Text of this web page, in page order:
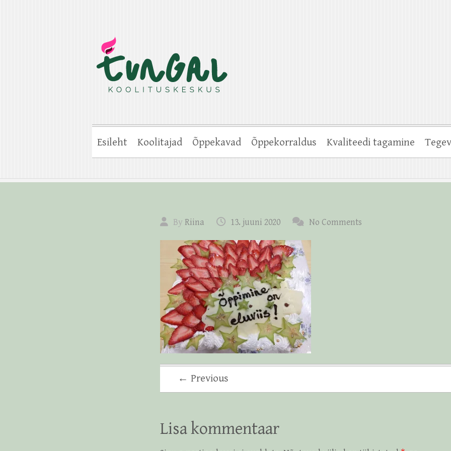
Esileht Koolitajad Õppekavad Õppekorraldus Kvaliteedi tagamine
By Riina 13. juuni 2020 No Comments
← Previous
Lisa kommentaar